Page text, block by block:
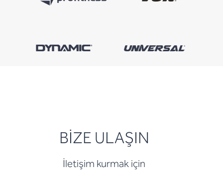
BİZE ULAŞIN
İletişim kurmak için